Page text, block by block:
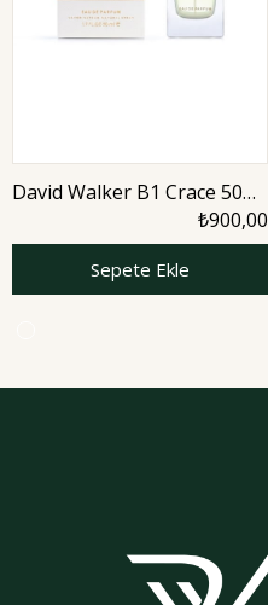
David Walker B1 Crace 50
ml Kadın Parfüm | Aromatic
₺900,00
Sepete Ekle